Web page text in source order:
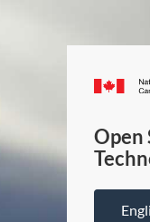
Open